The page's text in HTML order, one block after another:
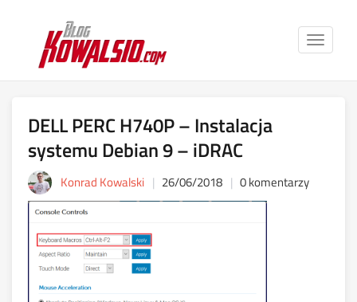
Toggle
DELL PERC H740P – Instalacja
systemu Debian 9 – iDRAC
Konrad Kowalski 26/06/2018 0 komentarzy